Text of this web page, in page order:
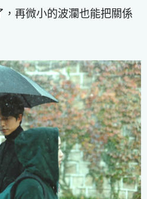
再微小的波瀾也能把關係